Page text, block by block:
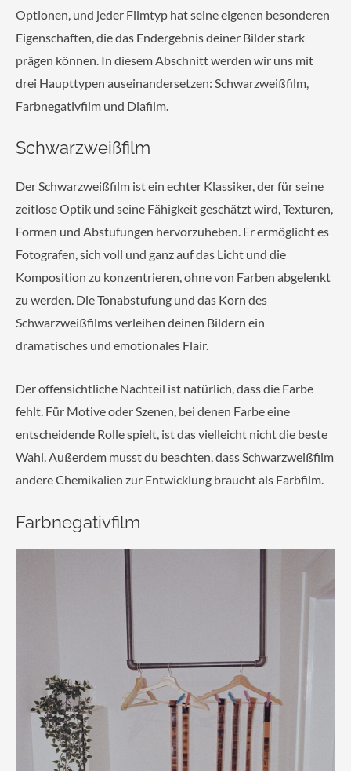
Optionen, und jeder Filmtyp hat seine eigenen besonderen
Eigenschaften, die das Endergebnis deiner Bilder stark
prägen können. In diesem Abschnitt werden wir uns mit
drei Haupttypen auseinandersetzen: Schwarzweißfilm,
Farbnegativfilm und Diafilm.
Schwarzweißfilm
Der Schwarzweißfilm ist ein echter Klassiker, der für seine
zeitlose Optik und seine Fähigkeit geschätzt wird, Texturen,
Formen und Abstufungen hervorzuheben. Er ermöglicht es
Fotografen, sich voll und ganz auf das Licht und die
Komposition zu konzentrieren, ohne von Farben abgelenkt
zu werden. Die Tonabstufung und das Korn des
Schwarzweißfilms verleihen deinen Bildern ein
dramatisches und emotionales Flair.
Der offensichtliche Nachteil ist natürlich, dass die Farbe
fehlt. Für Motive oder Szenen, bei denen Farbe eine
entscheidende Rolle spielt, ist das vielleicht nicht die beste
Wahl. Außerdem musst du beachten, dass Schwarzweißfilm
andere Chemikalien zur Entwicklung braucht als Farbfilm.
Farbnegativfilm